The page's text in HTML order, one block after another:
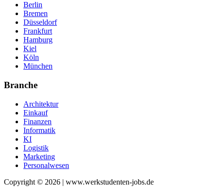
Berlin
Bremen
Düsseldorf
Frankfurt
Hamburg
Kiel
Köln
München
Branche
Architektur
Einkauf
Finanzen
Informatik
KI
Logistik
Marketing
Personalwesen
Copyright © 2026 | www.werkstudenten-jobs.de